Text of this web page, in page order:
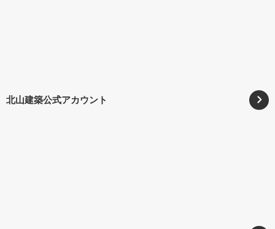
北山建築公式アカウント